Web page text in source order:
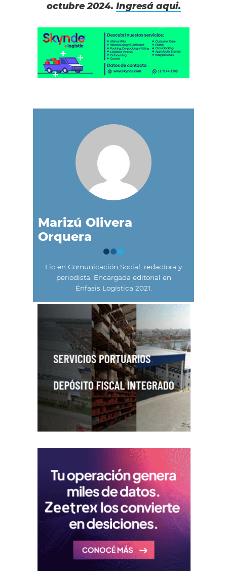
octubre 2024. Ingresá aqui.
Marizú Olivera
Orquera
Lic en Comunicación Social, redactora y
periodista. Encargada editorial en
Énfasis Logística 2021.